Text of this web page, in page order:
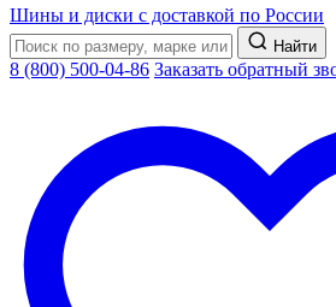
Шины и диски с доставкой по России
Найти
8 (800) 500-04-86 Заказать обратный